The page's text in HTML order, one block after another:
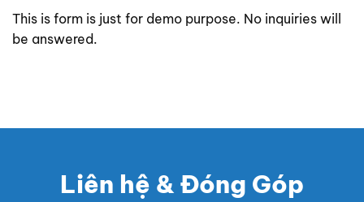
This is form is just for demo purpose. No inquiries will
be answered.
Liên hệ & Đóng Góp